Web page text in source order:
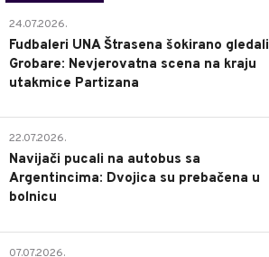
24.07.2026.
Fudbaleri UNA Štrasena šokirano gledali
Grobare: Nevjerovatna scena na kraju
utakmice Partizana
22.07.2026.
Navijači pucali na autobus sa
Argentincima: Dvojica su prebačena u
bolnicu
07.07.2026.